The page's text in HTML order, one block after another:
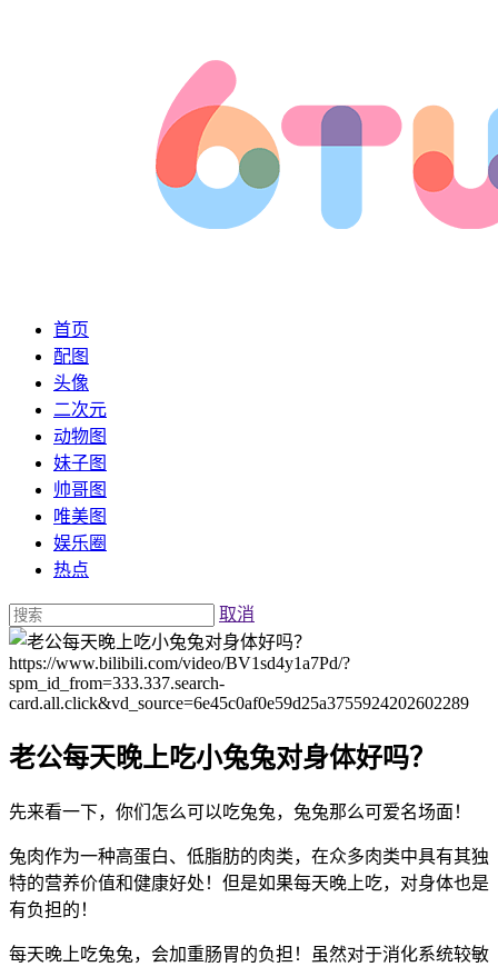
首页
配图
头像
二次元
动物图
妹子图
帅哥图
唯美图
娱乐圈
热点
取消
https://www.bilibili.com/video/BV1sd4y1a7Pd/?
spm_id_from=333.337.search-
card.all.click&vd_source=6e45c0af0e59d25a3755924202602289
老公每天晚上吃小兔兔对身体好吗？
先来看一下，你们怎么可以吃兔兔，兔兔那么可爱名场面！
兔肉作为一种高蛋白、低脂肪的肉类，在众多肉类中具有其独
特的营养价值和健康好处！但是如果每天晚上吃，对身体也是
有负担的！
每天晚上吃兔兔，会加重肠胃的负担！虽然对于消化系统较敏